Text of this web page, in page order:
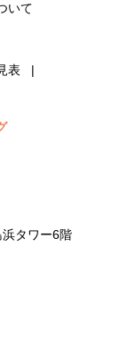
いて
表
タワー6階